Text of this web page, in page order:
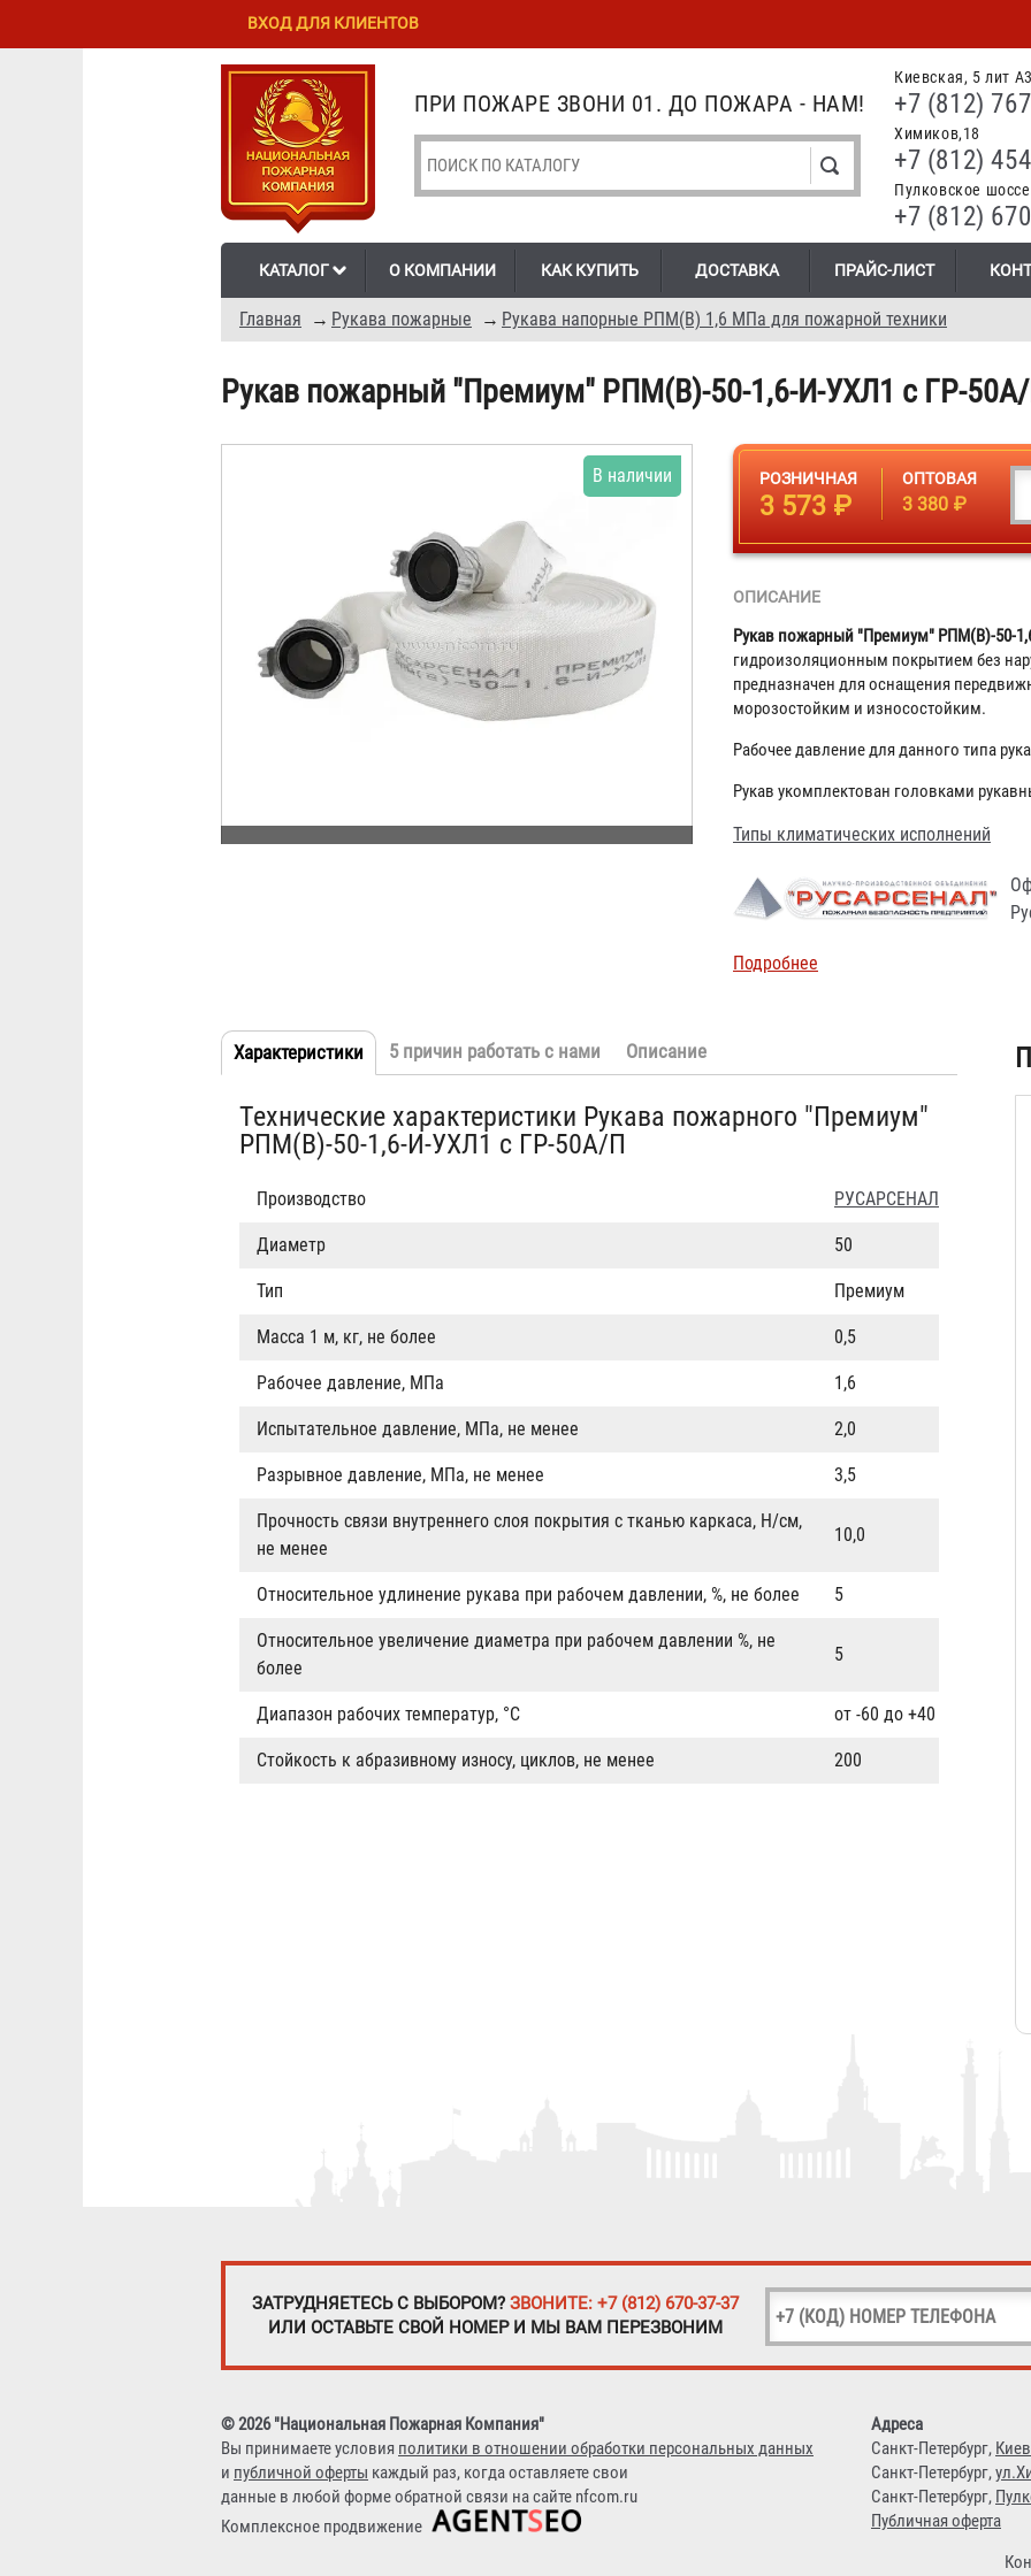
Перейти к
содержанию
Skip to
Киевская, 5 лит А3
+7 (812)
Химиков,18
+7 (812)
Пулковское
+7 (812)
ПРИ ПОЖАРЕ ЗВОНИ 01. ДО ПОЖАРА - НАМ!
КАТАЛОГ О КОМПАНИИ КАК КУПИТЬ ДОСТАВКА ПРАЙС-ЛИСТ
Главная → Рукава пожарные → Рукава напорные РПМ(В) 1,6 МПа для пожарной техники
ВХОД ДЛЯ КЛИЕНТОВ
Рукав пожарный "Премиум" РПМ(В)-50-1,6-И-УХЛ1 с ГР-
В наличии РОЗНИЧНАЯ
3 573 ₽
ОПТОВАЯ
3 380 ₽
ОПИСАНИЕ
Рукав пожарный "Премиум" РПМ(В)-50-
гидроизоляционным покрытием без
предназначен для оснащения
морозостойким и износостойким.
Рабочее давление для данного типа
Рукав укомплектован головками
Типы климатических исполнений
Подробнее
Табы
Характеристики (активная
5 причин работать с нами Описание
Технические характеристики Рукава пожарного "Премиум"
РПМ(В)-50-1,6-И-УХЛ1 с ГР-50А/П
Производство РУСАРСЕНАЛ
Диаметр 50
Тип Премиум
Масса 1 м, кг, не более 0,5
Рабочее давление, МПа 1,6
Испытательное давление, МПа, не менее 2,0
Разрывное давление, МПа, не менее 3,5
Прочность связи внутреннего слоя покрытия с тканью каркаса, Н/см,
не менее
10,0
Относительное удлинение рукава при рабочем давлении, %, не более 5
Относительное увеличение диаметра при рабочем давлении %, не
более
5
Диапазон рабочих температур, °C от -60 до +40
Стойкость к абразивному износу, циклов, не менее 200
ЗАТРУДНЯЕТЕСЬ С ВЫБОРОМ? ЗВОНИТЕ: +7 (812) 670-37-37
ИЛИ ОСТАВЬТЕ СВОЙ НОМЕР И МЫ ВАМ ПЕРЕЗВОНИМ
© 2026 "Национальная Пожарная Компания"
Вы принимаете условия политики в отношении обработки персональных данных
и публичной оферты каждый раз, когда оставляете свои
данные в любой форме обратной связи на сайте nfcom.ru
Комплексное продвижение
Адреса
Санкт-Петербург,
Санкт-Петербург,
Санкт-Петербург,
Публичная оферта